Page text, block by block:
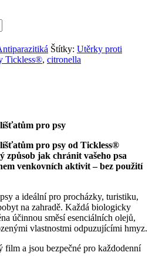
Štítky: Utěrky proti
Tickless®, citronella
pro psy
pro psy od Tickless®
způsob jak chránit vašeho psa
venkovních aktivit – bez použití
a ideální pro procházky, turistiku,
na zahradě. Každá biologicky
účinnou směsí esenciálních olejů,
vlastnostmi odpuzujícími hmyz.
film a jsou bezpečné pro každodenní